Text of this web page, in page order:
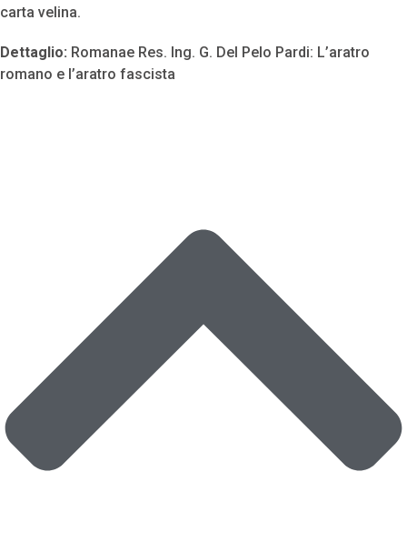
carta velina.
Dettaglio: Romanae Res. Ing. G. Del Pelo Pardi: L’aratro
romano e l’aratro fascista